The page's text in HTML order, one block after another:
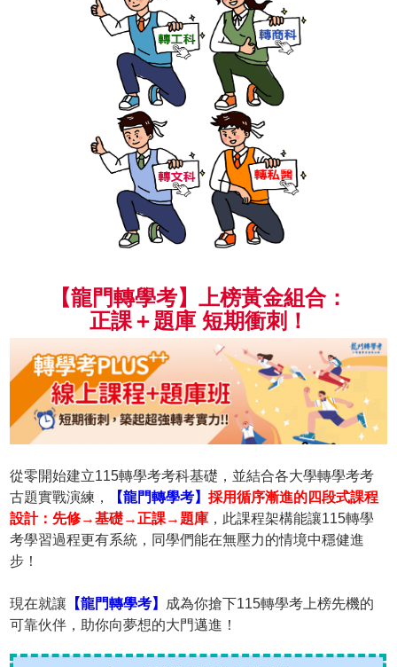
【龍門轉學考】上榜黃金組合：
正課＋題庫 短期衝刺！
從零開始建立115轉學考考科基礎，並結合各大學轉學考考
古題實戰演練，
【龍門轉學考】採用循序漸進的四段式課程
設計：先修→基礎→正課→題庫 ，此課程架構能讓115轉學
考學習過程更有系統，同學們能在無壓力的情境中穩健進
步！
現在就讓 【龍門轉學考】 成為你搶下115轉學考上榜先機的
可靠伙伴，助你向夢想的大門邁進！